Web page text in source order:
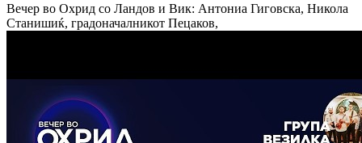
Вечер во Охрид со Ландов и Вик: Антониа Гиговска, Никола
Станишиќ, градоначалникот Пецаков,